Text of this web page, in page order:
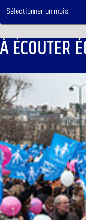
À ÉCOUTER